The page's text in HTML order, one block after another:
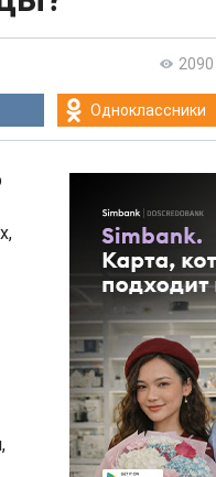
2090
Одноклассники